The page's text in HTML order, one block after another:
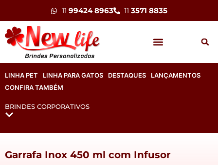
11 99424 8963 11 3571 8835
LINHA PET LINHA PARA GATOS DESTAQUES
LANÇAMENTOS
CONFIRA TAMBÉM
BRINDES CORPORATIVOS
Garrafa Inox 450 ml com Infusor